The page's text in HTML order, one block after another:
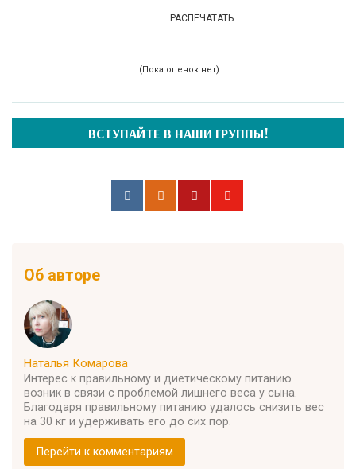
РАСПЕЧАТАТЬ
(Пока оценок нет)
ВСТУПАЙТЕ В НАШИ ГРУППЫ!
Об авторе
Наталья Комарова
Интерес к правильному и диетическому питанию
возник в связи с проблемой лишнего веса у сына.
Благодаря правильному питанию удалось снизить вес
на 30 кг и удерживать его до сих пор.
Перейти к комментариям